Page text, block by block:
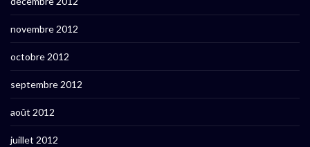
novembre 2012
octobre 2012
septembre 2012
août 2012
juillet 2012